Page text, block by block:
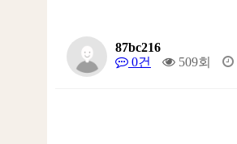
87bc216
0건
509회